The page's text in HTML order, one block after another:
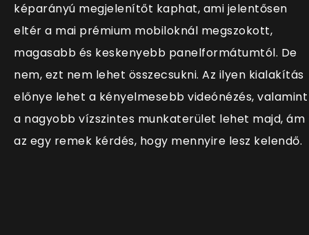
képarányú megjelenítőt kaphat, ami jelentősen
eltér a mai prémium mobiloknál megszokott,
magasabb és keskenyebb panelformátumtól. De
nem, ezt nem lehet összecsukni. Az ilyen kialakítás
előnye lehet a kényelmesebb videónézés, valamint
a nagyobb vízszintes munkaterület lehet majd, ám
az egy remek kérdés, hogy mennyire lesz kelendő.